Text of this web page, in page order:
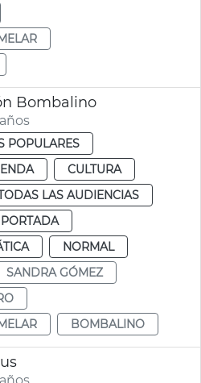
Bombalino
POPULARES
CULTURA
LAS AUDIENCIAS
NORMAL
SANDRA GÓMEZ
BOMBALINO